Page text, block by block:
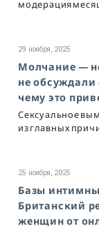
модерация
29 ноября, 2025
Молчание —
не
чему это
Сексуальное
из главных
25 ноября, 2025
Базы
Британский
женщин от